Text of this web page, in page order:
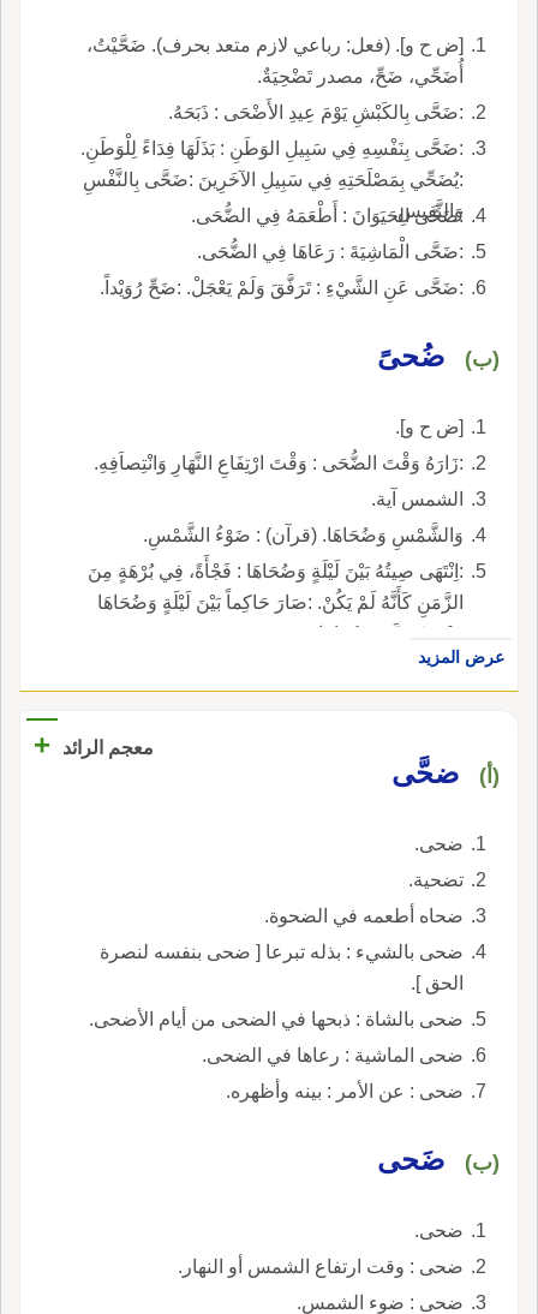
[ض ح و]. (فعل: رباعي لازم متعد بحرف). ضَحَّيْتُ،
أُضَحِّي، ضَحِّ، مصدر تَضْحِيَةٌ.
:ضَحَّى بِالكَبْشِ يَوْمَ عِيدِ الأَضْحَى : ذَبَحَهُ.
:ضَحَّى بِنَفْسِهِ فِي سَبِيلِ الوَطَنِ : بَذَلَهَا فِدَاءً لِلْوَطَنِ.
:يُضَحِّي بِمَصْلَحَتِهِ فِي سَبِيلِ الآخَرِينَ :ضَحَّى بِالنَّفْسِ
وَالنَّفِيسِ.
:ضَحَّى الحَيَوَانَ : أَطْعَمَهُ فِي الضُّحَى.
:ضَحَّى الْمَاشِيَةَ : رَعَاهَا فِي الضُّحَى.
:ضَحَّى عَنِ الشَّيْءِ : تَرَفَّقَ وَلَمْ يَعْجَلْ. :ضَحِّ رُوَيْداً.
(ب) ضُحىً
[ض ح و].
:زَارَهُ وَقْتَ الضُّحَى : وَقْتَ ارْتِفَاعِ النَّهَارِ وَانْتِصاَفِهِ.
الشمس آية.
وَالشَّمْسِ وَضُحَاهَا. (قرآن) : ضَوْءُ الشَّمْسِ.
:اِنْتَهَى صِيتُهُ بَيْنَ لَيْلَةٍ وَضُحَاهَا : فَجْأَةً، فِي بُرْهَةٍ مِنَ
الزَّمَنِ كَأَنَّهُ لَمْ يَكُنْ. :صَارَ حَاكِماً بَيْنَ لَيْلَةٍ وَضُحَاهَا
:بَيْنَ عَشِيَّةٍ وَضُحَاهَا.
عرض المزيد
معجم الرائد +
(أ) ضحَّى
ضحى.
تضحية.
ضحاه أطعمه في الضحوة.
ضحى بالشيء : بذله تبرعا [ ضحى بنفسه لنصرة
الحق ].
ضحى بالشاة : ذبحها في الضحى من أيام الأضحى.
ضحى الماشية : رعاها في الضحى.
ضحى : عن الأمر : بينه وأظهره.
(ب) ضَحى
ضحى.
ضحى : وقت ارتفاع الشمس أو النهار.
ضحى : ضوء الشمس.